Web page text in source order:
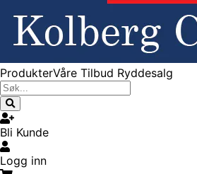
ProdukterVåre Tilbud Ryddesalg
Bli Kunde
Logg inn